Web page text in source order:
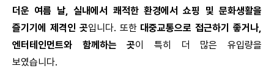
더운 여름 날, 실내에서 쾌적한 환경에서 쇼핑 및 문화생활을
즐기기에 제격인 곳입니다. 또한 대중교통으로 접근하기 좋거나,
엔터테인먼트와 함께하는 곳이 특히 더 많은 유입량을
보였습니다.